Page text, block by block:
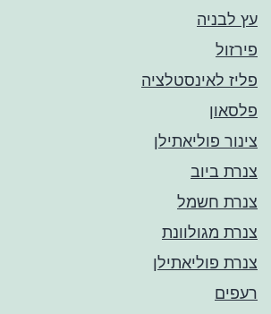
עץ לבניה
פירזול
פליז לאינסטלציה
פלסאון
צינור פוליאתילן
צנרת ביוב
צנרת חשמל
צנרת מגולוונת
צנרת פוליאתילן
רעפים